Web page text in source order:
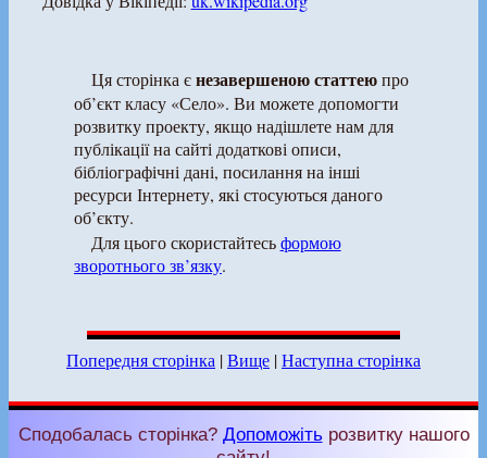
Ця сторінка єнезавершеною статтеюпро
об’єкт класу «Село». Ви можете допомогти
розвитку проекту, якщо надішлете нам для
публікації на сайті додаткові описи,
бібліографічні дані, посилання на інші
ресурси Інтернету, які стосуються даного
об’єкту.
Для цього скористайтесьформою
зворотнього зв’язку.
Попередня сторінка |Вище |Наступна сторінка
Сподобалась сторінка? Допоможіть розвитку нашого